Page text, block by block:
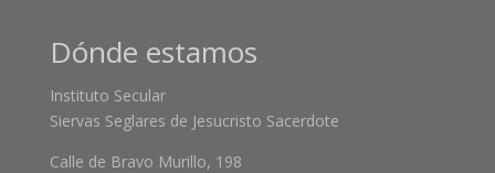
Dónde estamos
Instituto Secular
Siervas Seglares de Jesucristo Sacerdote
Calle de Bravo Murillo, 198